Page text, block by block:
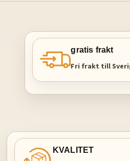
gratis frakt
Fri frakt till
KVALITET